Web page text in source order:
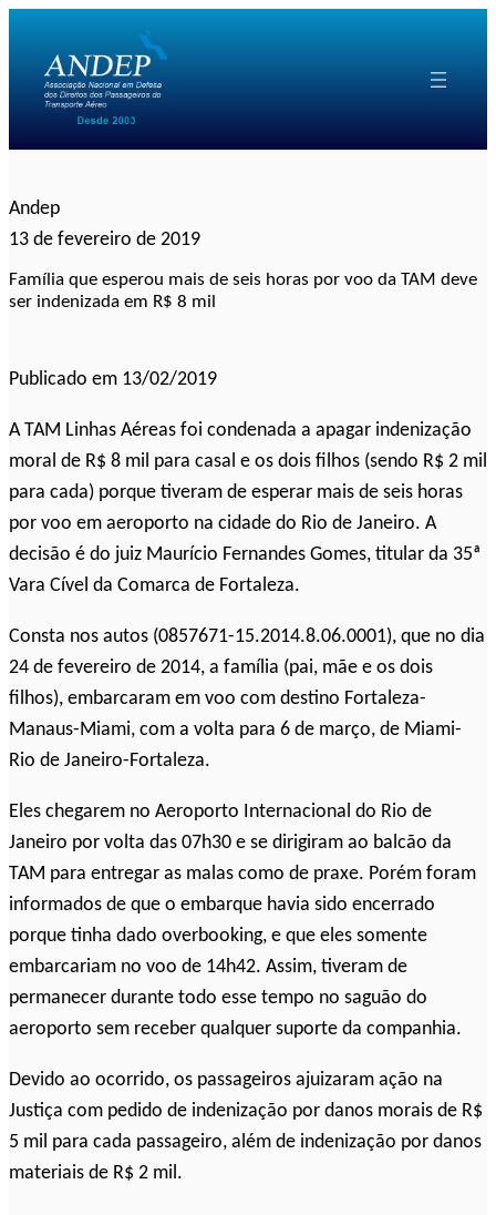
conteúdo
Andep
13 de fevereiro de 2019
Família que esperou mais de seis horas por voo da TAM deve
ser indenizada em R$ 8 mil
Publicado em 13/02/2019
A TAM Linhas Aéreas foi condenada a apagar indenização
moral de R$ 8 mil para casal e os dois filhos (sendo R$ 2 mil
para cada) porque tiveram de esperar mais de seis horas
por voo em aeroporto na cidade do Rio de Janeiro. A
decisão é do juiz Maurício Fernandes Gomes, titular da 35ª
Vara Cível da Comarca de Fortaleza.
Consta nos autos (0857671-15.2014.8.06.0001), que no dia
24 de fevereiro de 2014, a família (pai, mãe e os dois
filhos), embarcaram em voo com destino Fortaleza-
Manaus-Miami, com a volta para 6 de março, de Miami-
Rio de Janeiro-Fortaleza.
Eles chegarem no Aeroporto Internacional do Rio de
Janeiro por volta das 07h30 e se dirigiram ao balcão da
TAM para entregar as malas como de praxe. Porém foram
informados de que o embarque havia sido encerrado
porque tinha dado overbooking, e que eles somente
embarcariam no voo de 14h42. Assim, tiveram de
permanecer durante todo esse tempo no saguão do
aeroporto sem receber qualquer suporte da companhia.
Devido ao ocorrido, os passageiros ajuizaram ação na
Justiça com pedido de indenização por danos morais de R$
5 mil para cada passageiro, além de indenização por danos
materiais de R$ 2 mil.